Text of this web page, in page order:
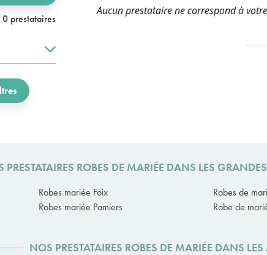
0 prestataires
Aucun prestataire ne correspond à
PRESTATAIRES ROBES DE MARIÉE DANS LES
Robes mariée Foix Robes de
Robes mariée Pamiers Robe de
NOS PRESTATAIRES ROBES DE MARIÉE DANS LES